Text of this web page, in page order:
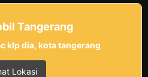
Tangerang
klp dia, kota tangerang
Lokasi